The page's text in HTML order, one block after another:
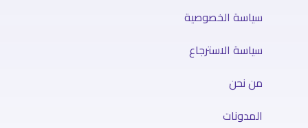
سياسة الخصوصية
سياسة الاسترجاع
من نحن
المدونات